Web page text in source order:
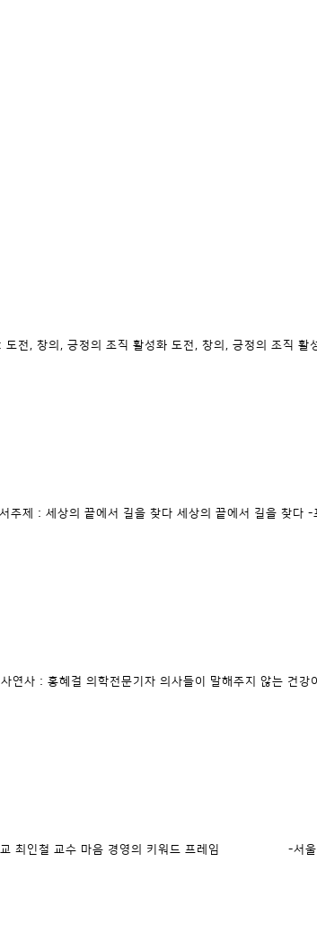
, 창의, 긍정의 조직 활성화 도전, 창의, 긍정의 조직 활
제 : 세상의 끝에서 길을 찾다 세상의 끝에서 길을 찾다
사 : 홍혜걸 의학전문기자 의사들이 말해주지 않는 건강
학교 최인철 교수 마음 경영의 키워드 프레임 -서울